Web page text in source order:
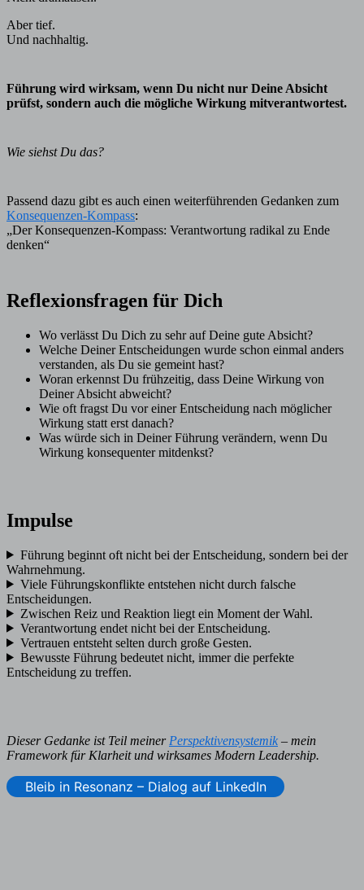
Aber tief.
Und nachhaltig.
Führung wird wirksam, wenn Du nicht nur Deine Absicht
prüfst, sondern auch die mögliche Wirkung mitverantwortest.
Wie siehst Du das?
Passend dazu gibt es auch einen weiterführenden Gedanken zum
Konsequenzen-Kompass:
„Der Konsequenzen-Kompass: Verantwortung radikal zu Ende
denken“
Reflexionsfragen für Dich
Wo verlässt Du Dich zu sehr auf Deine gute Absicht?
Welche Deiner Entscheidungen wurde schon einmal anders
verstanden, als Du sie gemeint hast?
Woran erkennst Du frühzeitig, dass Deine Wirkung von
Deiner Absicht abweicht?
Wie oft fragst Du vor einer Entscheidung nach möglicher
Wirkung statt erst danach?
Was würde sich in Deiner Führung verändern, wenn Du
Wirkung konsequenter mitdenkst?
Impulse
Führung beginnt oft nicht bei der Entscheidung, sondern bei der
Wahrnehmung.
Viele Führungskonflikte entstehen nicht durch falsche
Entscheidungen.
Zwischen Reiz und Reaktion liegt ein Moment der Wahl.
Verantwortung endet nicht bei der Entscheidung.
Vertrauen entsteht selten durch große Gesten.
Bewusste Führung bedeutet nicht, immer die perfekte
Entscheidung zu treffen.
Dieser Gedanke ist Teil meiner Perspektivensystemik – mein
Framework für Klarheit und wirksames Modern Leadership.
Bleib in Resonanz – Dialog auf LinkedIn